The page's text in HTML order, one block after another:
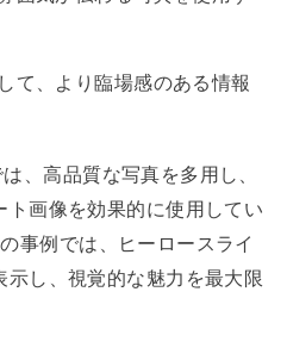
て、より臨場感のある情報
、高品質な写真を多用し、
画像を効果的に使用してい
事例では、ヒーロースライ
示し、視覚的な魅力を最大限